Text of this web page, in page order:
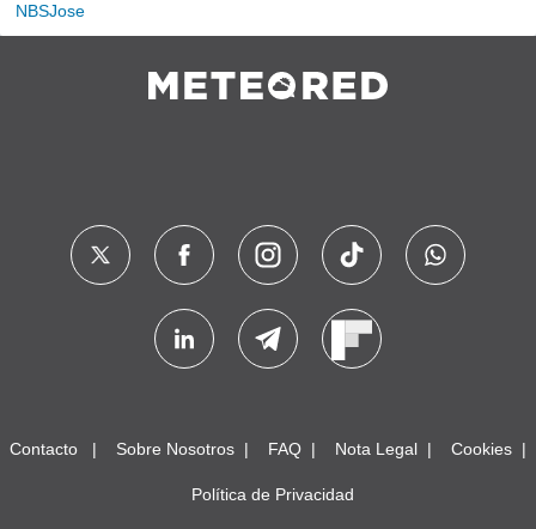
NBSJose
Contacto Sobre Nosotros FAQ Nota Legal Cookies
Política de Privacidad